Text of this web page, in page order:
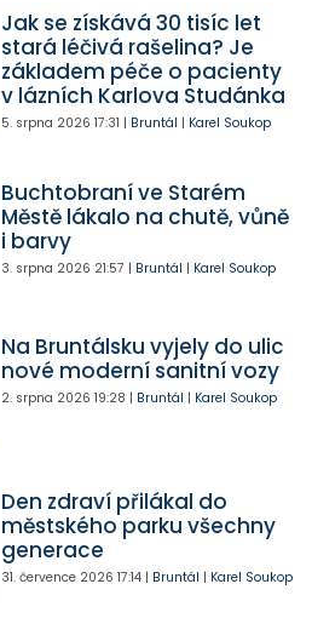
Jak se získává 30 tisíc let
stará léčivá rašelina? Je
základem péče o pacienty
v lázních Karlova Studánka
5. srpna 2026 17:31 | Bruntál | Karel Soukop
Buchtobraní ve Starém
Městě lákalo na chutě, vůně
i barvy
3. srpna 2026 21:57 | Bruntál | Karel Soukop
Na Bruntálsku vyjely do ulic
nové moderní sanitní vozy
2. srpna 2026 19:28 | Bruntál | Karel Soukop
Den zdraví přilákal do
městského parku všechny
generace
31. července 2026 17:14| Bruntál | Karel Soukop